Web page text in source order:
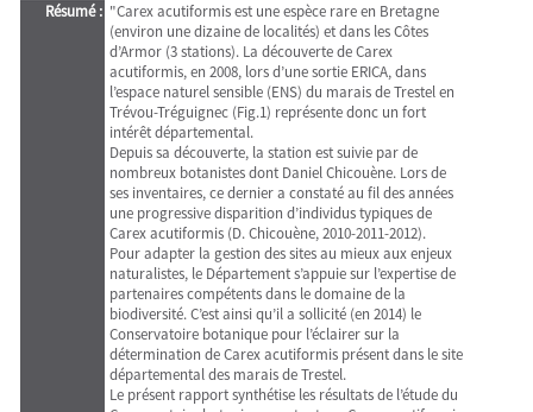
Résumé : "Carex acutiformis est une espèce rare en Bretagne
(environ une dizaine de localités) et dans les Côtes
d’Armor (3 stations). La découverte de Carex
acutiformis, en 2008, lors d’une sortie ERICA, dans
l’espace naturel sensible (ENS) du marais de Trestel en
Trévou-Tréguignec (Fig.1) représente donc un fort
intérêt départemental.
Depuis sa découverte, la station est suivie par de
nombreux botanistes dont Daniel Chicouène. Lors de
ses inventaires, ce dernier a constaté au fil des années
une progressive disparition d’individus typiques de
Carex acutiformis (D. Chicouène, 2010-2011-2012).
Pour adapter la gestion des sites au mieux aux enjeux
naturalistes, le Département s’appuie sur l’expertise de
partenaires compétents dans le domaine de la
biodiversité. C’est ainsi qu’il a sollicité (en 2014) le
Conservatoire botanique pour l’éclairer sur la
détermination de Carex acutiformis présent dans le site
départemental des marais de Trestel.
Le présent rapport synthétise les résultats de l’étude du